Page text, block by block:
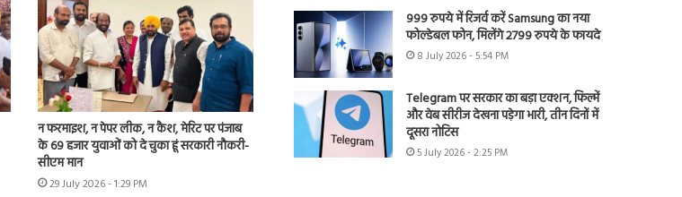
न फरमाइश, न पेपर लीक, न कैश, मेरिट पर पंजाब
के 69 हजार युवाओं को दे चुका हूं सरकारी नौकरी-
सीएम मान
29 July 2026 - 1:29 PM
999 रुपये में रिजर्व करें Samsung का नया
फोल्डेबल फोन, मिलेंगे 2799 रुपये के फायदे
8 July 2026 - 5:54 PM
Telegram पर सरकार का बड़ा एक्शन, फिल्में
और वेब सीरीज देखना पड़ेगा भारी, तीन दिनों में
दूसरा नोटिस
5 July 2026 - 2:25 PM